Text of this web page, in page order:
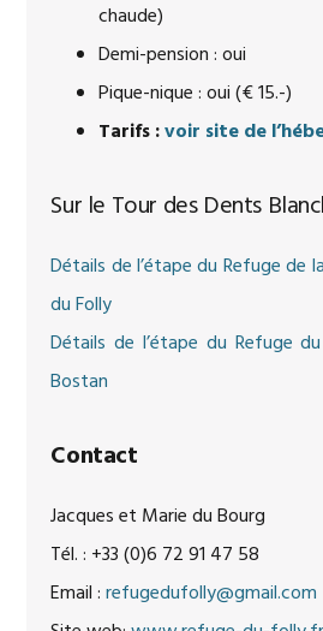
chaude)
Demi-pension : oui
Pique-nique : oui (€ 15.-)
Tarifs :voir site de
Sur le Tour des Dents
Détails de l’étape du Refuge de
du Folly
Détails de l’étape du Refuge
Bostan
Contact
Jacques et Marie du Bourg
Tél. : +33 (0)6 72 91 47 58
Email :refugedufolly@gmail.com